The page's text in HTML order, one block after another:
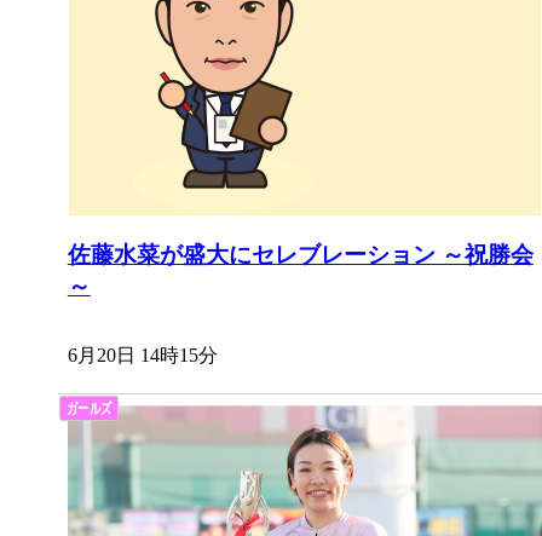
佐藤水菜が盛大にセレブレーション ～祝勝会
～
6月20日 14時15分